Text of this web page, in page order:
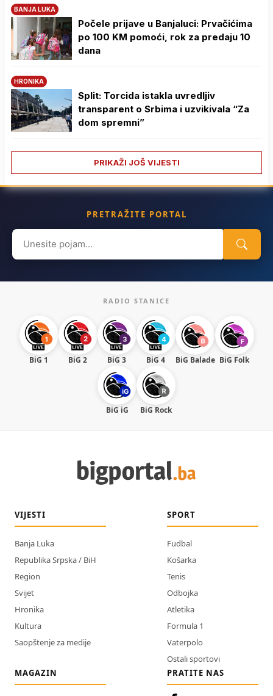
BANJA LUKA
Počele prijave u Banjaluci: Prvačićima
po 100 KM pomoći, rok za predaju 10
dana
HRONIKA
Split: Torcida istakla uvredljiv
transparent o Srbima i uzvikivala “Za
dom spremni”
PRIKAŽI JOŠ VIJESTI
PRETRAŽITE PORTAL
Search
for:
RADIO STANICE
BiG 1 BiG 2 BiG 3 BiG 4 BiG Balade BiG Folk
BiG iG BiG Rock
VIJESTI
Banja Luka
Republika Srpska / BiH
Region
Svijet
Hronika
Kultura
Saopštenje za medije
SPORT
Fudbal
Košarka
Tenis
Odbojka
Atletika
Formula 1
Vaterpolo
Ostali sportovi
MAGAZIN
PRATITE NAS